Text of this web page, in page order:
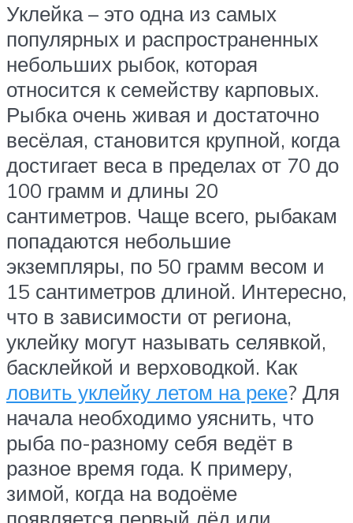
Уклейка – это одна из самых
популярных и распространенных
небольших рыбок, которая
относится к семейству карповых.
Рыбка очень живая и достаточно
весёлая, становится крупной, когда
достигает веса в пределах от 70 до
100 грамм и длины 20
сантиметров. Чаще всего, рыбакам
попадаются небольшие
экземпляры, по 50 грамм весом и
15 сантиметров длиной. Интересно,
что в зависимости от региона,
уклейку могут называть селявкой,
басклейкой и верховодкой. Как
ловить уклейку летом на реке? Для
начала необходимо уяснить, что
рыба по-разному себя ведёт в
разное время года. К примеру,
зимой, когда на водоёме